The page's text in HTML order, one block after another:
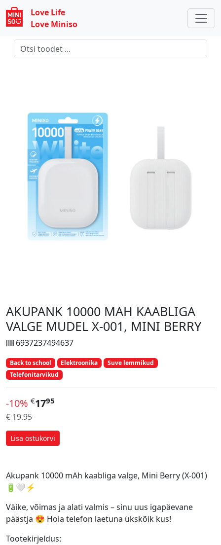
Love Life
Love Miniso
AKUPANK 10000 MAH KAABLIGA
VALGE MUDEL X-001, MINI BERRY
6937237494637
Back to school Elektroonika
Suve lemmikud
Telefonitarvikud
-10% €1795
€ 19.95
Lisa ostukorvi
Akupank 10000 mAh kaabliga valge, Mini Berry (X-001)
🔋🤍⚡
Väike, võimas ja alati valmis – sinu uus igapäevane
päästja 😍 Hoia telefon laetuna ükskõik kus!
Tootekirjeldus: